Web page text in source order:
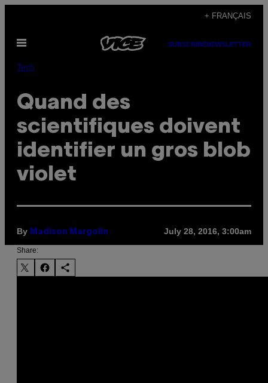
content
+ FRANÇAIS
Open
SUBSCRIBENEWSLETTER
Tech
Quand des
scientifiques doivent
identifier un gros blob
violet
By Madison Margolin July 28, 2016, 3:00am
Share: